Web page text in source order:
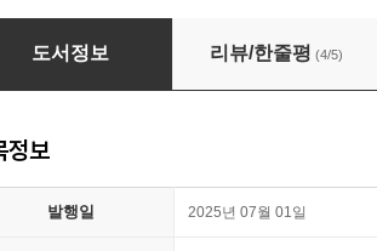
튼, 리코더
도서정보 리뷰/한줄평 (4/5)
정보
발행일 2025년 07월 01일